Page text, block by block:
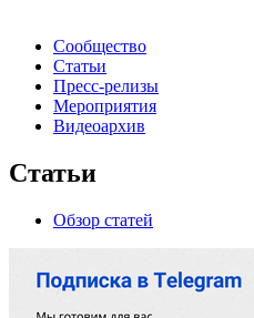
Сообщество
Статьи
Пресс-релизы
Мероприятия
Видеоархив
Статьи
Обзор статей